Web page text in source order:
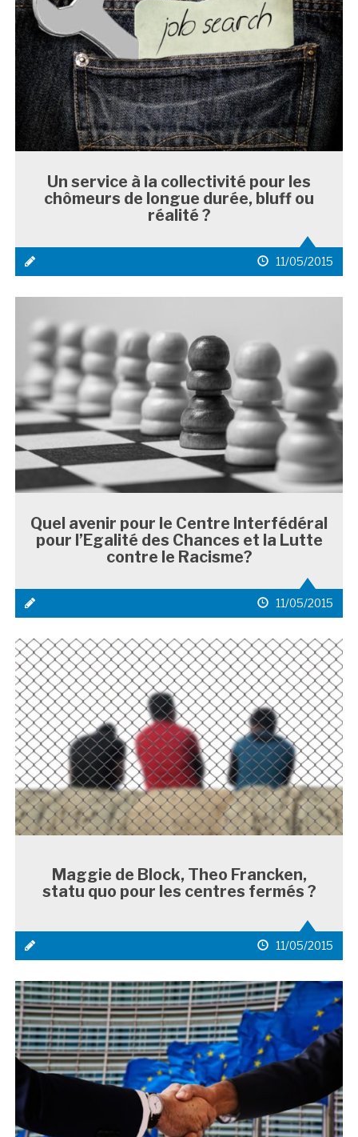
Un service à la collectivité pour les
chômeurs de longue durée, bluff ou
réalité ?
média
date
de
11/05/2015
Quel avenir pour le Centre Interfédéral
pour l’Egalité des Chances et la Lutte
contre le Racisme?
média
date
de
11/05/2015
Maggie de Block, Theo Francken,
statu quo pour les centres fermés ?
média
date
de
11/05/2015